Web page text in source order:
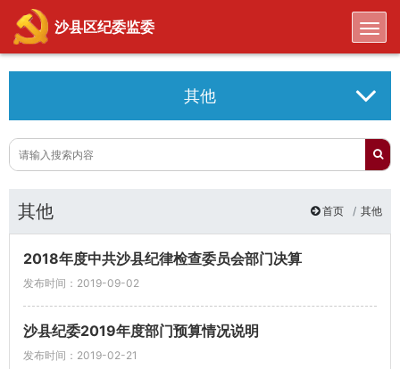
沙县区纪委监委
其他
其他 首页 其他
2018年度中共沙县纪律检查委员会部门决算
发布时间：2019-09-02
沙县纪委2019年度部门预算情况说明
发布时间：2019-02-21